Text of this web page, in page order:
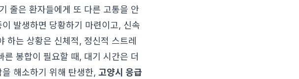
줄은 환자들에게 또 다른 고통을 안
발생하면 당황하기 마련이고, 신속
하는 상황은 신체적, 정신적 스트레
봉합이 필요할 때, 대기 시간은 더
해소하기 위해 탄생한, 고양시 응급